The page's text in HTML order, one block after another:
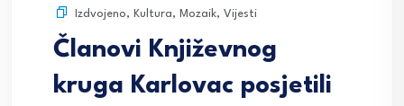
Izdvojeno, Kultura, Mozaik, Vijesti
Članovi Književnog
kruga Karlovac posjetili